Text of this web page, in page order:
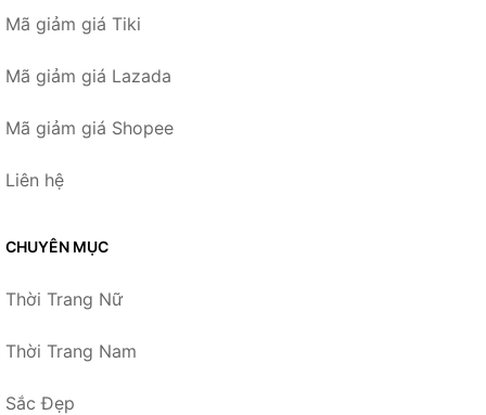
Mã giảm giá Tiki
Mã giảm giá Lazada
Mã giảm giá Shopee
Liên hệ
CHUYÊN MỤC
Thời Trang Nữ
Thời Trang Nam
Sắc Đẹp